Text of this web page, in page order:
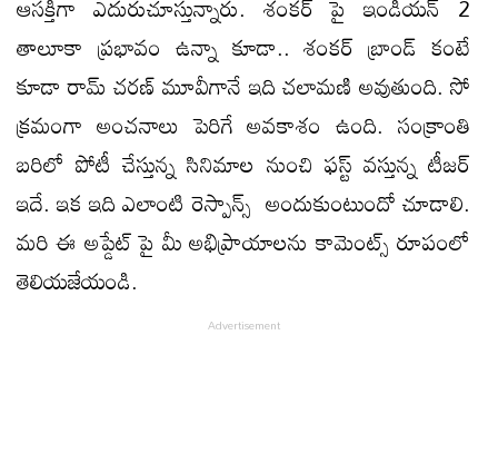
తాలూకా ప్రభావం ఉన్నా కూడా.. శంకర్ బ్రాండ్ కంటే
కూడా రామ్ చరణ్ మూవీగానే ఇది చలామణి అవుతుంది. సో
క్రమంగా అంచనాలు పెరిగే అవకాశం ఉంది. సంక్రాంతి
బరిలో పోటీ చేస్తున్న సినిమాల నుంచి ఫస్ట్ వస్తున్న టీజర్
ఇదే. ఇక ఇది ఎలాంటి రెస్పాన్స్ అందుకుంటుందో చూడాలి.
మరి ఈ అప్డేట్ పై మీ అభిప్రాయాలను కామెంట్స్ రూపంలో
తెలియజేయండి.